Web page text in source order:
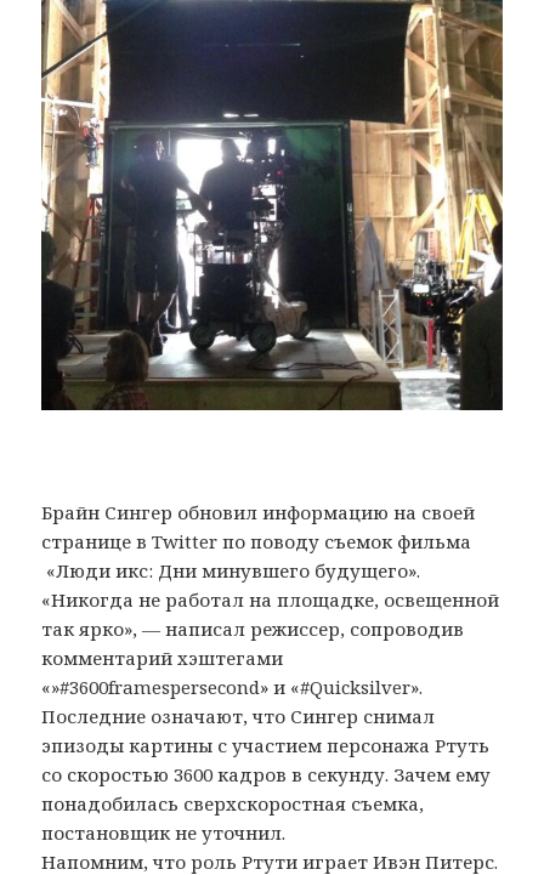
Брайн Сингер обновил информацию на своей
странице в Twitter по поводу съемок фильма
«Люди икс: Дни минувшего будущего».
«Никогда не работал на площадке, освещенной
так ярко», — написал режиссер, сопроводив
комментарий хэштегами
«»#3600framespersecond» и «#Quicksilver».
Последние означают, что Сингер снимал
эпизоды картины с участием персонажа Ртуть
со скоростью 3600 кадров в секунду. Зачем ему
понадобилась сверхскоростная съемка,
постановщик не уточнил.
Напомним, что роль Ртути играет Ивэн Питерс.